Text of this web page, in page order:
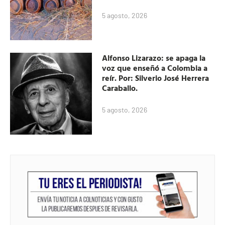
5 agosto, 2026
Alfonso Lizarazo: se apaga la
voz que enseñó a Colombia a
reír. Por: Silverio José Herrera
Caraballo.
5 agosto, 2026